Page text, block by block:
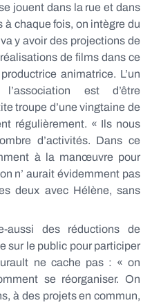
jouent dans la rue et dans
chaque fois, on intègre du
y avoir des projections de
de films dans ce
animatrice. L’un
est d’être
troupe d’une vingtaine de
régulièrement. « Ils nous
d’activités. Dans ce
à la manœuvre pour
n’ aurait évidemment pas
deux avec Hélène, sans
aussi des réductions de
sur le public pour participer
ne cache pas : « on
se réorganiser. On
à des projets en commun,